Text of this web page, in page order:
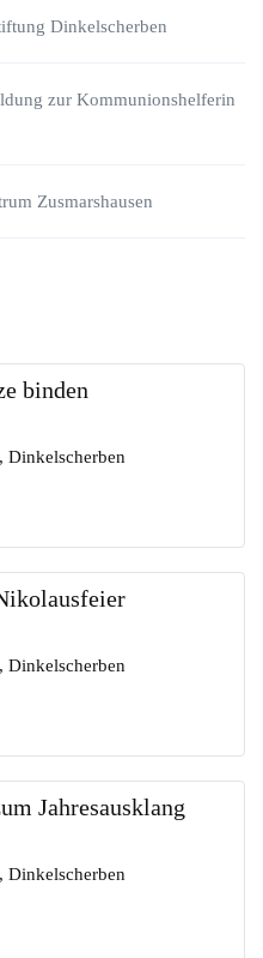
Dinkelscherben
zur Kommunionshelferin
Zusmarshausen
binden
Dinkelscherben
Dinkelscherben
Jahresausklang
Dinkelscherben